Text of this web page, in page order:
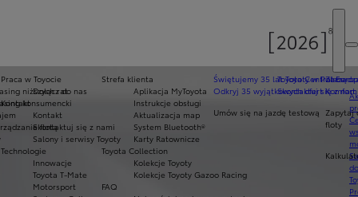
Świętujemy 35 lat Toyoty w Polsce
Odkryj 35 wyjątkowych ofert
Umów się na jazdę testową
Praca w Toyocie
Dołącz do nas
Kontakt
Kontakt
Skontaktuj się z nami
Salony i serwisy Toyoty
Technologie
Innowacje
Toyota T-Mate
Motorsport
Toyota Central
Skontaktuj się z
niższych rat
konsumencki
flotą
Komfort
Zapytaj
floty
Strefa klienta
Aplikacja MyToyota
Instrukcje obsługi
Aktualizacja map
System Bluetooth®
Karty Ratownicze
Toyota Collection
Kolekcje Toyoty
Kolekcje Toyoty Gazoo Racing
FAQ